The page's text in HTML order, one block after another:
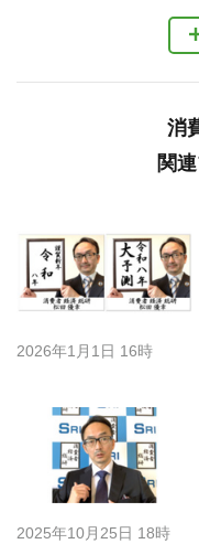
消
関
2026年1月1日 16時
2025年10月25日 18時